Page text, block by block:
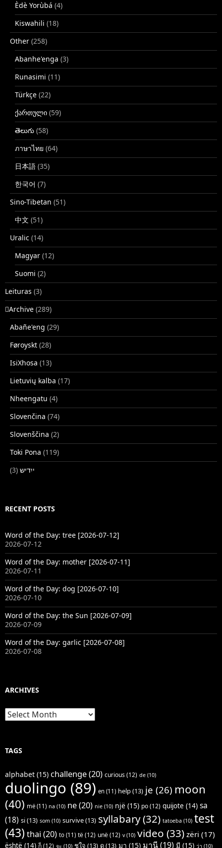
Èdè Yorùbá (4)
Kiswahili (18)
Other (258)
Abanhe'enga (3)
Runasimi (11)
Türkçe (22)
ქართული (59)
తెలుగు (58)
ภาษาไทย (64)
日本語 (35)
한국어 (7)
Sino-Tibetan (51)
中文 (51)
Uralic (14)
Magyar (12)
Suomi (2)
Leituras (3)
􏿽Archive (289)
Abañe'eng (29)
Føroyskt (28)
IsiXhosa (13)
Lietuvių kalba (17)
Nheengatu (4)
Slovenčina (74)
Slovenščina (2)
Toki Pona (119)
ייִדיש (3)
RECENT POSTS
Word of the Day: tree [2026-07-12]
2026-07-12
Word of the Day: mother [2026-07-11]
2026-07-11
Word of the Day: dog [2026-07-10]
2026-07-10
Word of the Day: the Sun [2026-07-09]
2026-07-09
Word of the Day: garlic [2026-07-08]
2026-07-08
ARCHIVES
Archives
TAGS
alphabet (15) challenge(20) curious(12) de (10)
duolingo (89) en (11) help(13) je (26) moon
(40) më (11) na (10) ne(20) nie (10) një (15) po(12) quijote (14) sa
(18) si(13) som (10) survive(13) syllabary(32) tatoeba (10) test
(43) thai (20) to (11) të(12) unë(12) v(10) video (33) zëri (17)
është (14) ก็(12) จะ (10) ชูใจ (13) ดู(13) มา (15) มานี(19) มี (15) ว่า (10)